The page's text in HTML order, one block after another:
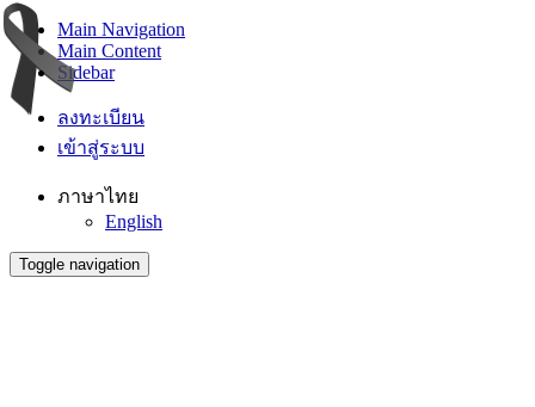
Main Navigation
Main Content
Sidebar
ลงทะเบียน
เข้าสู่ระบบ
ภาษาไทย
English
Toggle navigation